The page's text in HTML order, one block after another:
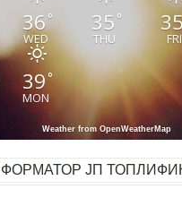
36°
WED
35 °
THU FRI
39°
MON
Weather from OpenWeatherMap
ЈП